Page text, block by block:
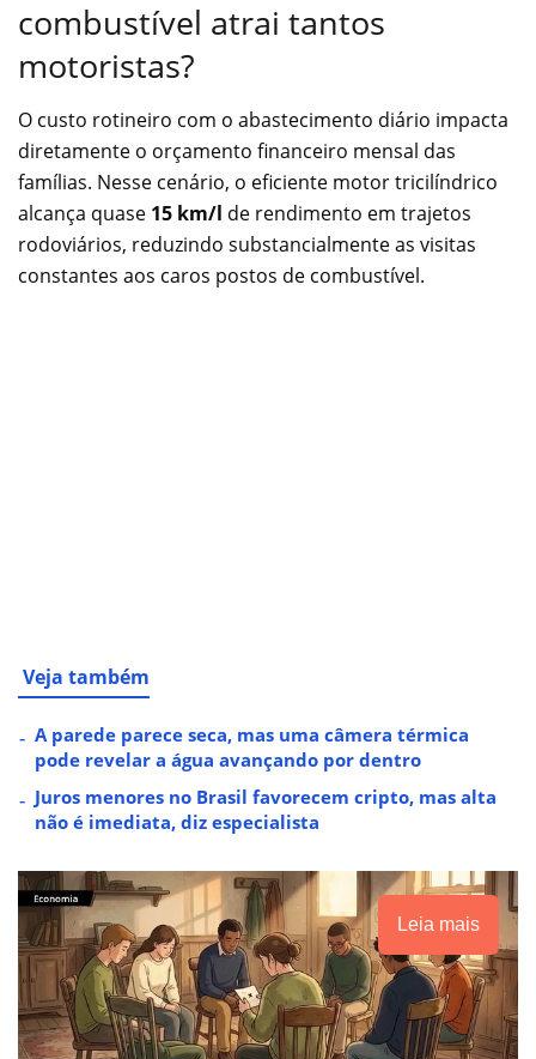
combustível atrai tantos
motoristas?
O custo rotineiro com o abastecimento diário impacta
diretamente o orçamento financeiro mensal das
famílias. Nesse cenário, o eficiente motor tricilíndrico
alcança quase 15 km/l de rendimento em trajetos
rodoviários, reduzindo substancialmente as visitas
constantes aos caros postos de combustível.
Veja também
A parede parece seca, mas uma câmera térmica
pode revelar a água avançando por dentro
Juros menores no Brasil favorecem cripto, mas alta
não é imediata, diz especialista
Leia mais